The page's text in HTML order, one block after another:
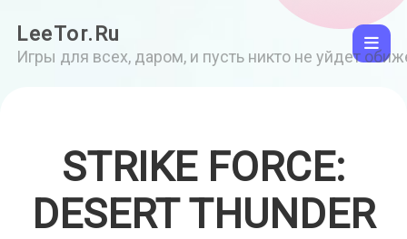
LeeTor.Ru
Игры для всех, даром, и пусть никто не уйдет
STRIKE FORCE:
DESERT THUNDER